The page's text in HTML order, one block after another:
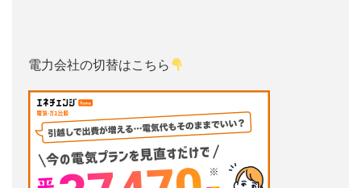
電力会社の切替はこちら